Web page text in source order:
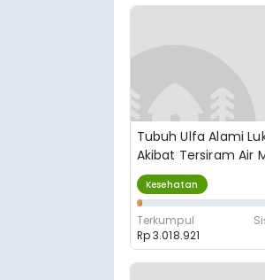
Tubuh Ulfa Alami
Akibat Tersiram Air
Kesehatan
Terkumpul
Rp 3.018.921